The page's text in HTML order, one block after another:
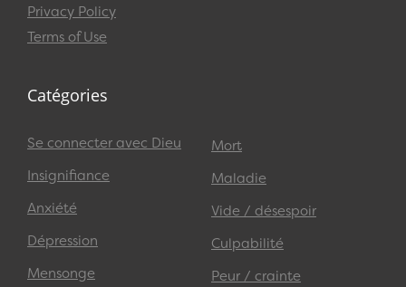
Privacy Policy
Terms of Use
Catégories
Se connecter avec Dieu
Insignifiance
Anxiété
Dépression
Mensonge
Mort
Maladie
Vide / désespoir
Culpabilité
Peur / crainte